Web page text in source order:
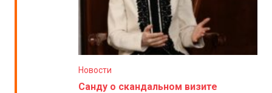
Новости
Санду о скандальном визите